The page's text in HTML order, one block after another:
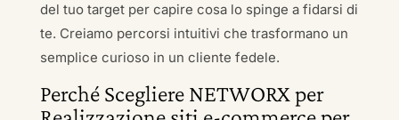
del tuo target per capire cosa lo spinge a fidarsi di
te. Creiamo percorsi intuitivi che trasformano un
semplice curioso in un cliente fedele.
Perché Scegliere NETWORX per